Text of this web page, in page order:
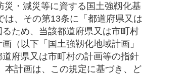
・減災等に資する国土強靱化基
、その第13条に「都道府県又は
ため、当該都道府県又は市町村
（以下「国土強靱化地域計画」
府県又は市町村の計画等の指針
本計画は、この規定に基づき、ど